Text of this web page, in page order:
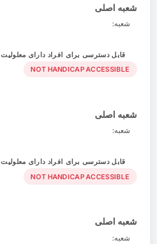
شعبه اصلی
شعبه:
قابل دسترسی برای افراد دارای معلولیت
NOT HANDICAP ACCESSIBLE
شعبه اصلی
شعبه:
قابل دسترسی برای افراد دارای معلولیت
NOT HANDICAP ACCESSIBLE
شعبه اصلی
شعبه: